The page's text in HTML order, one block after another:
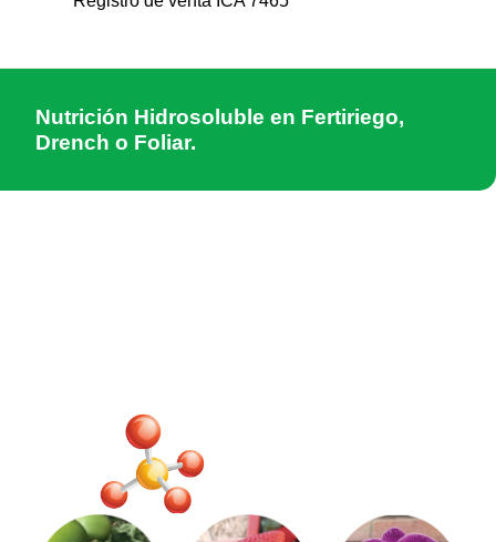
Nutrición Hidrosoluble en Fertiriego,
Drench o Foliar.